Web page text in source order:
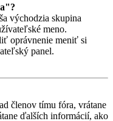
východzia skupina
meno.
oprávnenie meniť si
panel.
členov tímu fóra, vrátane
ďalších informácií, ako